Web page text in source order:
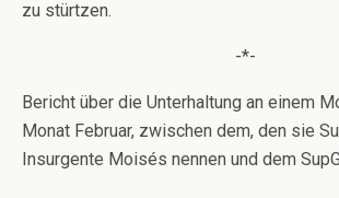
zu stürtzen.
-*-
Bericht über die Unterhaltung an einem
Monat Februar, zwischen dem, den sie
Insurgente Moisés nennen und dem